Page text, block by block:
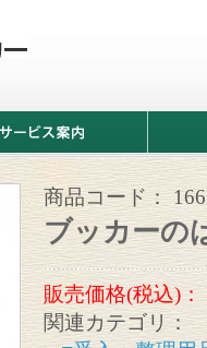
情
商品コード：
ブッカーの
販売価格(税込)：
関連カテゴリ：